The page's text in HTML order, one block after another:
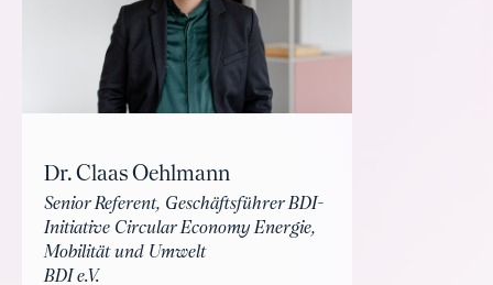
Dr. Claas Oehlmann
Senior Referent, Geschäftsführer BDI-
Initiative Circular Economy Energie,
Mobilität und Umwelt
BDI e.V.